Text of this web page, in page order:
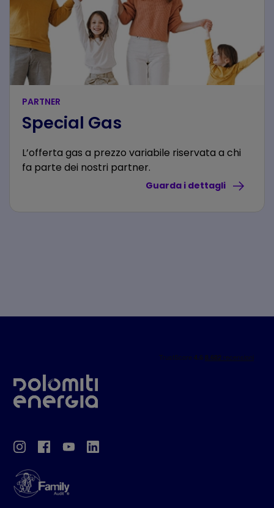
PARTNER
Special Gas
L’offerta gas a prezzo variabile riservata a chi
fa parte dei nostri partner.
Guarda i dettagli